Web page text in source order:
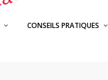
CONSEILS PRATIQUES